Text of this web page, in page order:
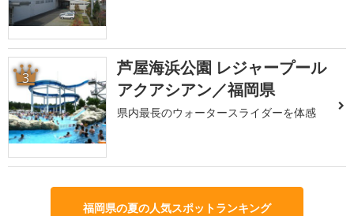
3
芦屋海浜公園 レジャープール
アクアシアン／福岡県
県内最長のウォータースライダーを体感
福岡県の夏の人気スポットランキング